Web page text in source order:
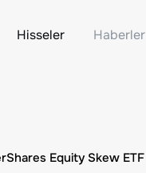
Hisseler Haberler
Equity Skew ETF